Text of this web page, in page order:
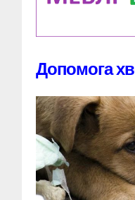
Допомога